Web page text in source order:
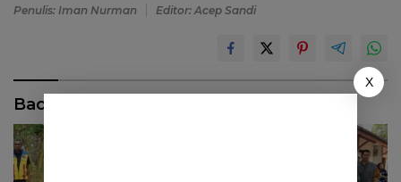
Penulis: Iman Nurman Editor: Acep Sandi
Baca Juga
X